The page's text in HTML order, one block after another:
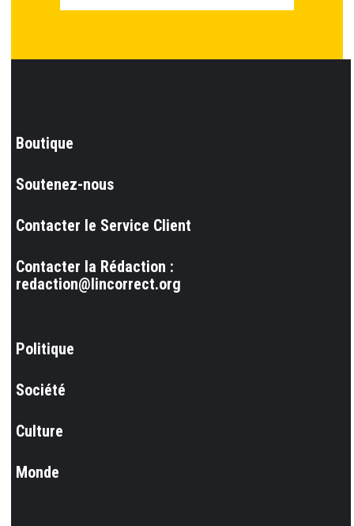
Boutique
Soutenez-nous
Contacter le Service Client
Contacter la Rédaction :
redaction@lincorrect.org
Politique
Société
Culture
Monde